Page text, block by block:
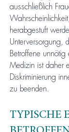
ausschließlich
herabgestuft
Unterversorgung,
Betroffene unnötig
Medizin ist daher
Diskriminierung
zu beenden.
TYPISCHE